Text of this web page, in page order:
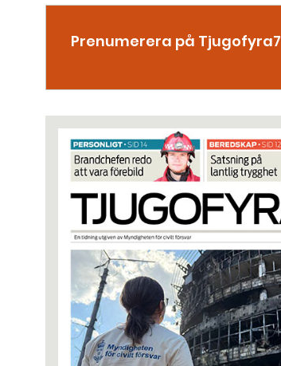
Prenumerera på Tjugofyra7